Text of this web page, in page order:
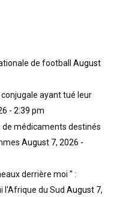
de football August
ayant tué leur
- 2:39 pm
médicaments destinés
August 7, 2026 -
derrière moi '' :
l'Afrique du Sud August 7,